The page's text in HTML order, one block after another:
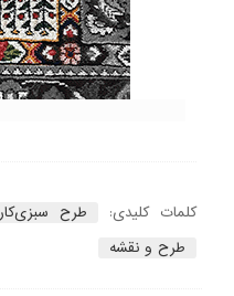
کلمات کلیدی: طرح سبزی‌کار
طرح و نقشه